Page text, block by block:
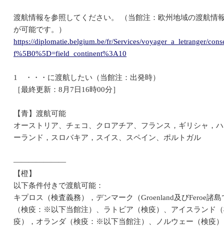
渡航情報を参照してください。 （当館注：欧州地域の渡航情
が可能です。）
https://diplomatie.belgium.be/fr/Services/voyager_a_letranger/
f%5B0%5D=field_continent%3A10
1 ・・・に渡航したい（当館注：出発時）
［最終更新：8月7日16時00分］
【青】渡航可能
オーストリア、チェコ、クロアチア、フランス，ギリシャ，
ーランド，スロバキア，スイス、スペイン、ポルトガル
―――――――
【橙】
以下条件付きで渡航可能：
キプロス（検査義務），デンマーク（Groenland及びFeroe諸
（検疫：※以下当館注）、ラトビア（検疫）、アイスランド
疫），オランダ（検疫：※以下当館注）、ノルウェー（検疫